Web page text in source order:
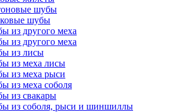
шубы
шубы
из другого меха
из другого меха
из лисы
из меха лисы
из меха рыси
из меха соболя
из свакары
из соболя, рыси и шиншиллы